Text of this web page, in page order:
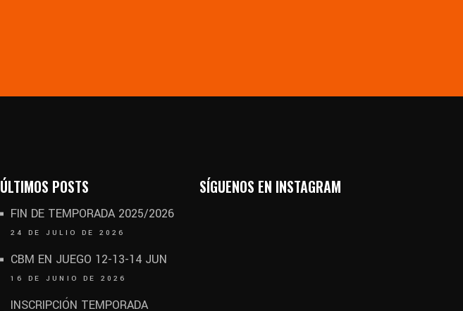
ÚLTIMOS POSTS
FIN DE TEMPORADA 2025/2026
24 DE JULIO DE 2026
CBM EN JUEGO 12-13-14 JUN
16 DE JUNIO DE 2026
INSCRIPCIÓN TEMPORADA
SÍGUENOS EN INSTAGRAM